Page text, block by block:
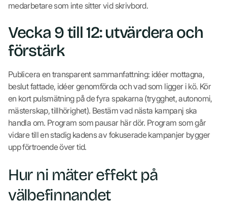
medarbetare som inte sitter vid skrivbord.
Vecka 9 till 12: utvärdera och
förstärk
Publicera en transparent sammanfattning: idéer mottagna,
beslut fattade, idéer genomförda och vad som ligger i kö. Kör
en kort pulsmätning på de fyra spakarna (trygghet, autonomi,
mästerskap, tillhörighet). Bestäm vad nästa kampanj ska
handla om. Program som pausar här dör. Program som går
vidare till en stadig kadens av fokuserade kampanjer bygger
upp förtroende över tid.
Hur ni mäter effekt på
välbefinnandet